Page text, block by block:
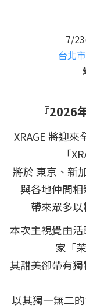
7/
台北
『2026
XRAGE 將迎
「
將於 東京、新
與各地仲間相
帶來眾多
本次主視覺由
家「
其甜美卻帶有
以其獨一無二